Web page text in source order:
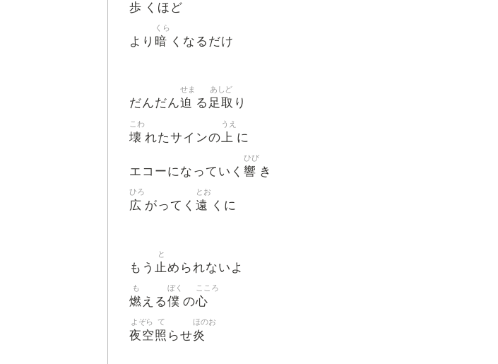
歩 くほど
より 暗
くら
くなるだけ
だんだん迫
せま
る 足取
あしど
り
壊
こわ
れたサインの 上
うえ
に
エコーになっていく 響
ひび
き
広
ひろ
がってく 遠
とお
くに
もう 止
と
められないよ
燃
も
える僕
ぼく
の心
こころ
夜空
よぞら
照
て
らせ炎
ほのお